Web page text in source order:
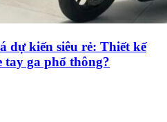
dự kiến siêu rẻ: Thiết kế
tay ga phổ thông?